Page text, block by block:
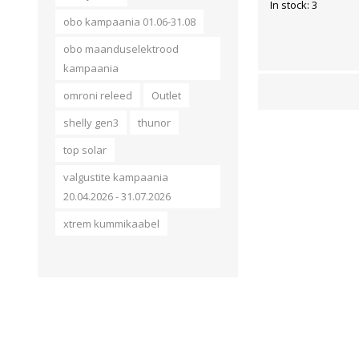
In stock: 3
obo kampaania 01.06-31.08
obo maanduselektrood
kampaania
omroni releed
Outlet
shelly gen3
thunor
top solar
valgustite kampaania
20.04.2026 - 31.07.2026
xtrem kummikaabel